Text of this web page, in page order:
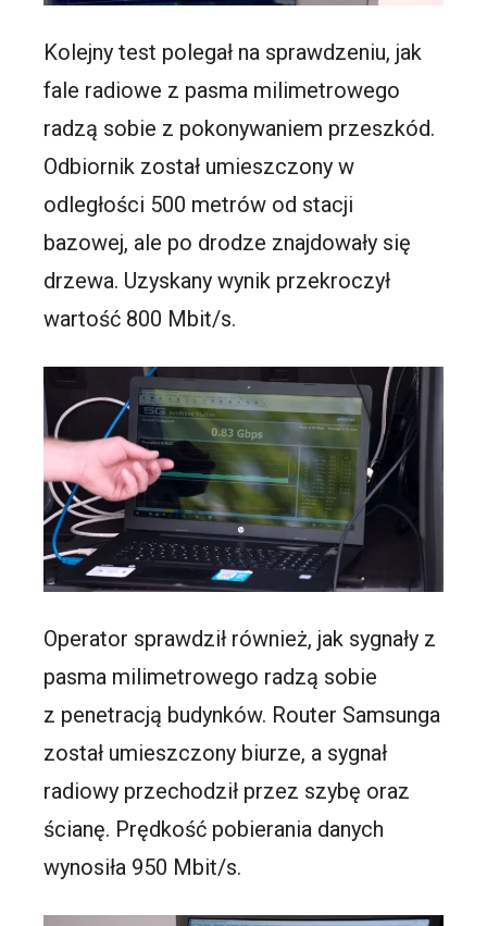
Kolejny test polegał na sprawdzeniu, jak
fale radiowe z pasma milimetrowego
radzą sobie z pokonywaniem przeszkód.
Odbiornik został umieszczony w
odległości 500 metrów od stacji
bazowej, ale po drodze znajdowały się
drzewa. Uzyskany wynik przekroczył
wartość 800 Mbit/s.
Operator sprawdził również, jak sygnały z
pasma milimetrowego radzą sobie
z penetracją budynków. Router Samsunga
został umieszczony biurze, a sygnał
radiowy przechodził przez szybę oraz
ścianę. Prędkość pobierania danych
wynosiła 950 Mbit/s.